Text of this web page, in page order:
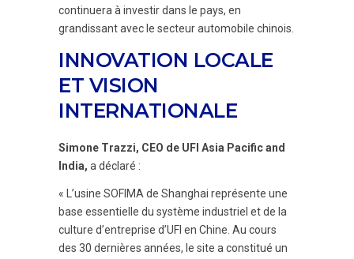
continuera à investir dans le pays, en
grandissant avec le secteur automobile chinois.
INNOVATION LOCALE
ET VISION
INTERNATIONALE
Simone Trazzi, CEO de UFI Asia Pacific and
India, a déclaré :
« L’usine SOFIMA de Shanghai représente une
base essentielle du système industriel et de la
culture d’entreprise d’UFI en Chine. Au cours
des 30 dernières années, le site a constitué un